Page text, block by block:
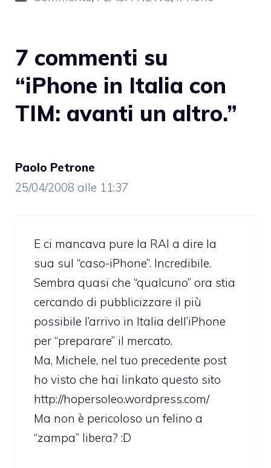
7 commenti su
“iPhone in Italia con
TIM: avanti un altro.”
Paolo Petrone
25/04/2008 alle 11:37
E ci mancava pure la RAI a dire la
sua sul “caso-iPhone”. Incredibile.
Sembra quasi che “qualcuno” ora stia
cercando di pubblicizzare il più
possibile l’arrivo in Italia dell’iPhone
per “preparare” il mercato.
Ma, Michele, nel tuo precedente post
ho visto che hai linkato questo sito
http://hopersoleo.wordpress.com/
Ma non è pericoloso un felino a
“zampa” libera? :D